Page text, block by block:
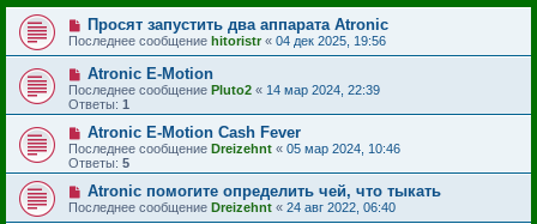
Просят запустить два аппарата Atronic
Последнее сообщение hitoristr« 04 дек 2025, 19:56
Atronic E-Motion
Последнее сообщение Pluto2 « 14 мар 2024, 22:39
Ответы: 1
Atronic E-Motion Cash Fever
Последнее сообщение Dreizehnt « 05 мар 2024, 10:46
Ответы: 5
Atronic помогите определить чей, что тыкать
Последнее сообщение Dreizehnt « 24 авг 2022, 06:40